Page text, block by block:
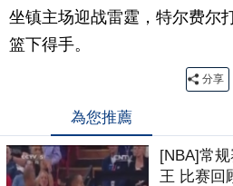
坐镇主场迎战雷霆，特尔费尔
篮下得手。
分享
為您推薦
[NBA]常
王 比赛回